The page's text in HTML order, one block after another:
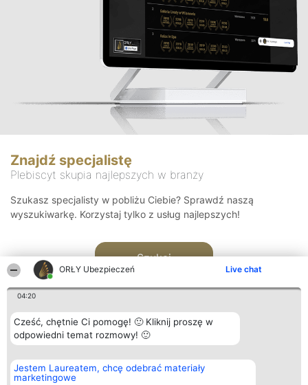
ORŁY Ubezpieczeń Live chat
04:20
Cześć, chętnie Ci pomogę! 🙂 Kliknij proszę w
odpowiedni temat rozmowy! 🙂
Jestem Laureatem, chcę odebrać materiały
marketingowe
Znajdź specjalistę
Plebiscyt skupia najlepszych w branży
Szukasz specjalisty w pobliżu Ciebie? Sprawdź naszą
wyszukiwarkę. Korzystaj tylko z usług najlepszych!
Szukaj
Organizator plebiscytu
Bright Side Solutions sp. z o.
o. sp. k.
Plebiscyt
Laureaci
Kontakt
Kontakt